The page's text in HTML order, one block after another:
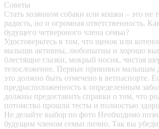
Советы
Стать хозяином собаки или кошки – это не
радость, но и огромная ответственность.
будущего четвероного члена семьи?
Удостоверьтесь в том, что щенок или
малыши активны, любопытны и хорошо
блестящие глазки, мокрый носик, чистая
телосложение. Первые прививки малышам
это должно быть отмечено в ветпаспорте.
предрасположенность к определенным
должны предоставить справки о том, что
потомство прошли тесты и полностью
Не делайте выбор по фото Необходимо
будущим членом семьи лично. Так вы